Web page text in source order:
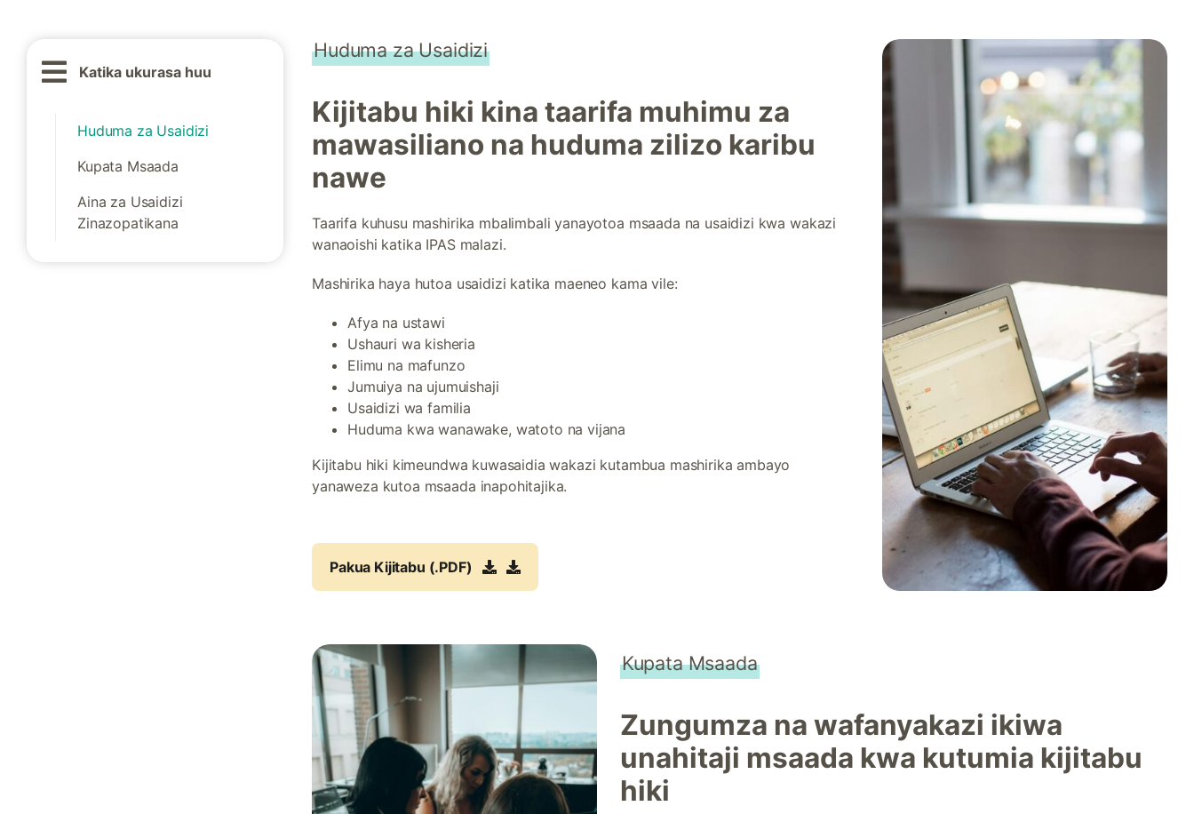
Katika ukurasa huu
Huduma za Usaidizi
Kupata Msaada
Aina za Usaidizi
Zinazopatikana
Huduma za Usaidizi
Kijitabu hiki kina taarifa muhimu za
mawasiliano na huduma zilizo karibu
nawe
Taarifa kuhusu mashirika mbalimbali yanayotoa msaada na usaidizi kwa wakazi
wanaoishi katika IPAS malazi.
Mashirika haya hutoa usaidizi katika maeneo kama vile:
Afya na ustawi
Ushauri wa kisheria
Elimu na mafunzo
Jumuiya na ujumuishaji
Usaidizi wa familia
Huduma kwa wanawake, watoto na vijana
Kijitabu hiki kimeundwa kuwasaidia wakazi kutambua mashirika ambayo
yanaweza kutoa msaada inapohitajika.
Pakua Kijitabu (.PDF)
Kupata Msaada
Zungumza na wafanyakazi ikiwa
unahitaji msaada kwa kutumia kijitabu
hiki